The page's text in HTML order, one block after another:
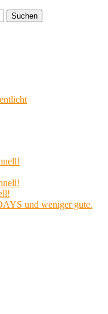
Suchen
und weniger gute.